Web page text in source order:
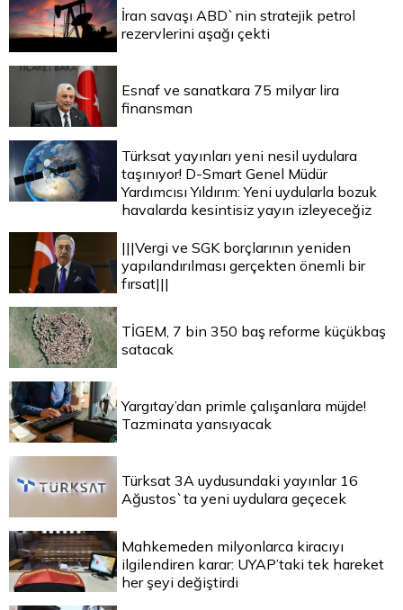
İran savaşı ABD`nin stratejik petrol
rezervlerini aşağı çekti
Esnaf ve sanatkara 75 milyar lira
finansman
Türksat yayınları yeni nesil uydulara
taşınıyor! D-Smart Genel Müdür
Yardımcısı Yıldırım: Yeni uydularla bozuk
havalarda kesintisiz yayın izleyeceğiz
|||Vergi ve SGK borçlarının yeniden
yapılandırılması gerçekten önemli bir
fırsat|||
TİGEM, 7 bin 350 baş reforme küçükbaş
satacak
Yargıtay’dan primle çalışanlara müjde!
Tazminata yansıyacak
Türksat 3A uydusundaki yayınlar 16
Ağustos`ta yeni uydulara geçecek
Mahkemeden milyonlarca kiracıyı
ilgilendiren karar: UYAP’taki tek hareket
her şeyi değiştirdi